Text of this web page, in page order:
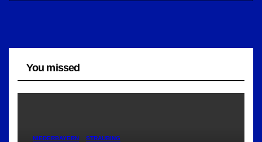
You missed
NIEDERBAYERN STRAUBING